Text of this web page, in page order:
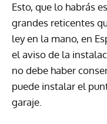
Esto, que lo habrás
grandes reticentes
ley en la mano, en
el aviso de la
no debe haber
puede instalar el
garaje.